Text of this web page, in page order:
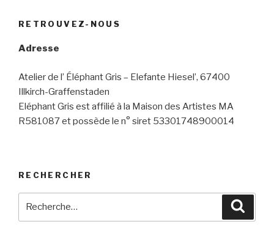
RETROUVEZ-NOUS
Adresse
Atelier de l’ Éléphant Gris – Elefante Hiesel’, 67400
Illkirch-Graffenstaden
Eléphant Gris est affilié à la Maison des Artistes MA
R581087 et possède le n° siret 53301748900014
RECHERCHER